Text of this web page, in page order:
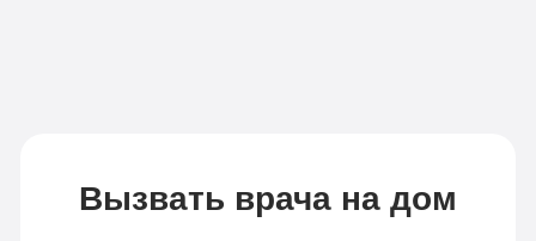
Вызвать врача на дом